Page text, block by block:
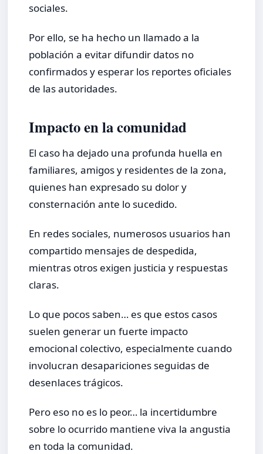
sociales.
Por ello, se ha hecho un llamado a la
población a evitar difundir datos no
confirmados y esperar los reportes oficiales
de las autoridades.
Impacto en la comunidad
El caso ha dejado una profunda huella en
familiares, amigos y residentes de la zona,
quienes han expresado su dolor y
consternación ante lo sucedido.
En redes sociales, numerosos usuarios han
compartido mensajes de despedida,
mientras otros exigen justicia y respuestas
claras.
Lo que pocos saben… es que estos casos
suelen generar un fuerte impacto
emocional colectivo, especialmente cuando
involucran desapariciones seguidas de
desenlaces trágicos.
Pero eso no es lo peor… la incertidumbre
sobre lo ocurrido mantiene viva la angustia
en toda la comunidad.